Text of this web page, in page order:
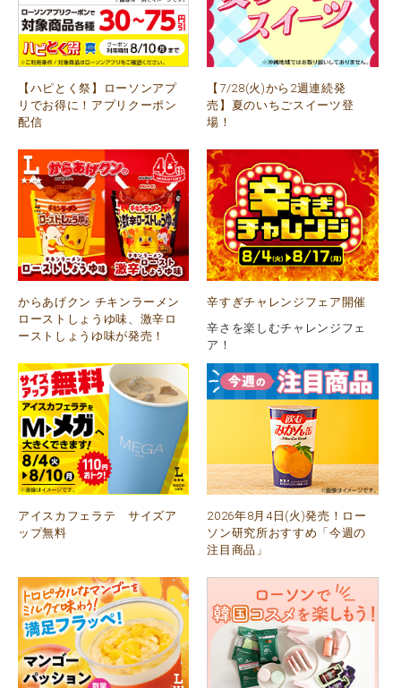
【ハピとく祭】ローソンアプ
リでお得に！アプリクーポン
配信
【7/28(火)から2週連続発
売】夏のいちごスイーツ登
場！
からあげクン チキンラーメン
ローストしょうゆ味、激辛ロ
ーストしょうゆ味が発売！
辛すぎチャレンジフェア開催
辛さを楽しむチャレンジフェ
ア！
アイスカフェラテ サイズア
ップ無料
2026年8月4日(火)発売！ロー
ソン研究所おすすめ「今週の
注目商品」